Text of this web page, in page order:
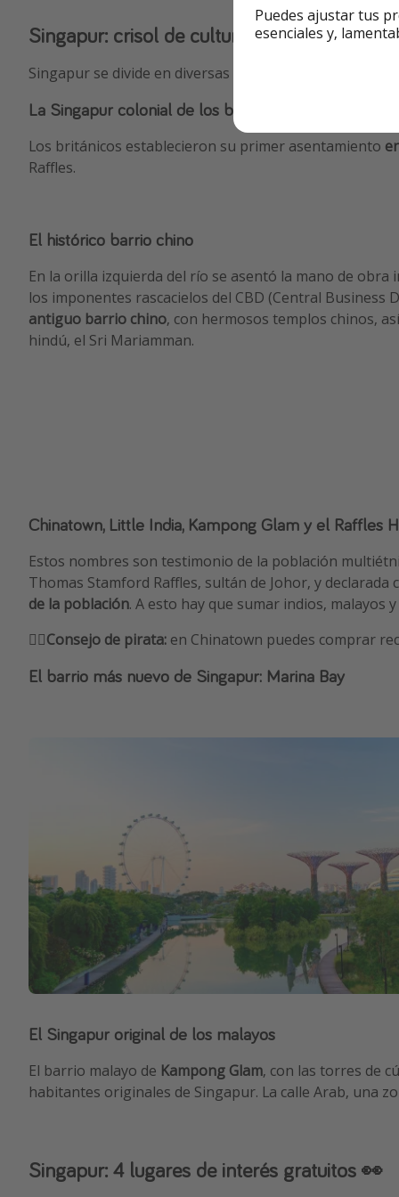
Singapur: crisol de culturas 🤩
Singapur se divide en diversas zonas y barrios
La Singapur colonial de los británicos
Los británicos establecieron su primer asentamiento
Raffles.
El histórico barrio chino
En la orilla izquierda del río se asentó la mano de obra
los imponentes rascacielos del CBD (Central Business
antiguo barrio chino, con hermosos templos chinos,
hindú, el Sri Mariamman.
Chinatown, Little India, Kampong Glam y el Raffles
Estos nombres son testimonio de la población
Thomas Stamford Raffles, sultán de Johor, y
de la población. A esto hay que sumar indios, malayos
🏴‍☠️Consejo de pirata: en Chinatown puedes comprar
El barrio más nuevo de Singapur: Marina Bay
El Singapur original de los malayos
El barrio malayo de Kampong Glam, con las torres de
habitantes originales de Singapur. La calle Arab, una
Singapur: 4 lugares de interés gratuitos 👀
Puedes ajustar tus
esenciales y,